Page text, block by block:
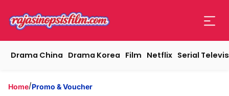
Drama China Drama Korea Film Netflix Serial
Home/Promo & Voucher